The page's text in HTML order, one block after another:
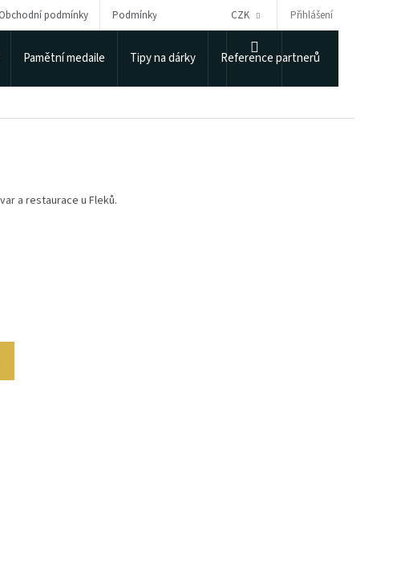
Obchodní podmínky Podmínky ochrany osobních údajů Puncovní úřad
CZK Přihlášení
Pamětní medaile Tipy na dárky Reference partnerů
a restaurace u Fleků.